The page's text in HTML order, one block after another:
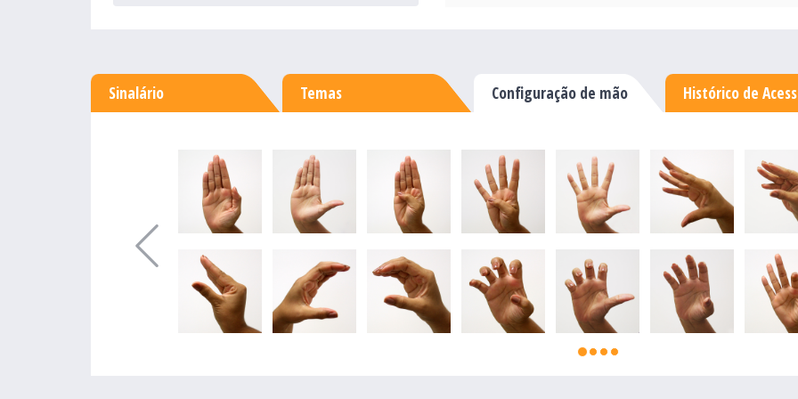
Sinalário Temas Configuração de mão Histórico de